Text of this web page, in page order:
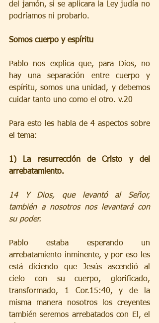
del jamón, si se aplicara la Ley judía no
podríamos ni probarlo.
Somos cuerpo y espíritu
Pablo nos explica que, para Dios, no
hay una separación entre cuerpo y
espíritu, somos una unidad, y debemos
cuidar tanto uno como el otro. v.20
Para esto les habla de 4 aspectos sobre
el tema:
1) La resurrección de Cristo y del
arrebatamiento.
14 Y Dios, que levantó al Señor,
también a nosotros nos levantará con
su poder.
Pablo estaba esperando un
arrebatamiento inminente, y por eso les
está diciendo que Jesús ascendió al
cielo con su cuerpo, glorificado,
transformado, 1 Cor.15:40, y de la
misma manera nosotros los creyentes
también seremos arrebatados con El, el